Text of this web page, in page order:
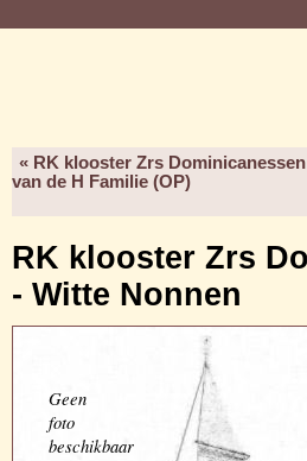
« RK klooster Zrs Dominicanessen
van de H Familie (OP)
RK klooster Zrs
- Witte Nonnen
Geen
foto
beschikbaar